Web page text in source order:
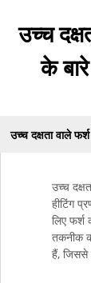
उच्च
के
उच्च दक्षता वाले
उच्च
हीटिंग
लिए
तकनीक
हैं, जिससे